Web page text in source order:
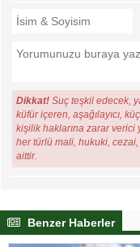
Dikkat! Suç teşkil edecek,
küfür içeren, aşağılayıcı,
kişilik haklarına zarar
her türlü mali, hukuki,
aittir.
Benzer Haberler